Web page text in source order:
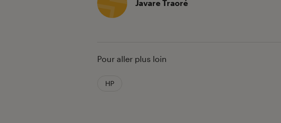
Javare Traoré
Pour aller plus loin
HP